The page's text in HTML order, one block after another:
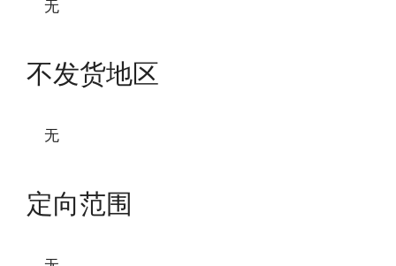
无
不发货地区
无
定向范围